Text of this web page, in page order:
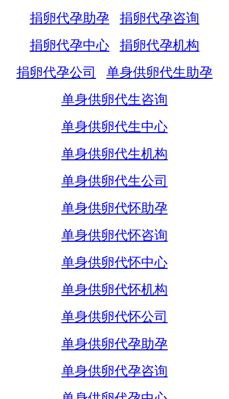
捐卵代孕助孕
捐卵代孕咨询
捐卵代孕中心
捐卵代孕机构
捐卵代孕公司
单身供卵代生助孕
单身供卵代生咨询
单身供卵代生中心
单身供卵代生机构
单身供卵代生公司
单身供卵代怀助孕
单身供卵代怀咨询
单身供卵代怀中心
单身供卵代怀机构
单身供卵代怀公司
单身供卵代孕助孕
单身供卵代孕咨询